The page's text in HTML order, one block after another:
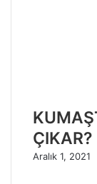
ÇIKAR?
Aralık 1, 2021